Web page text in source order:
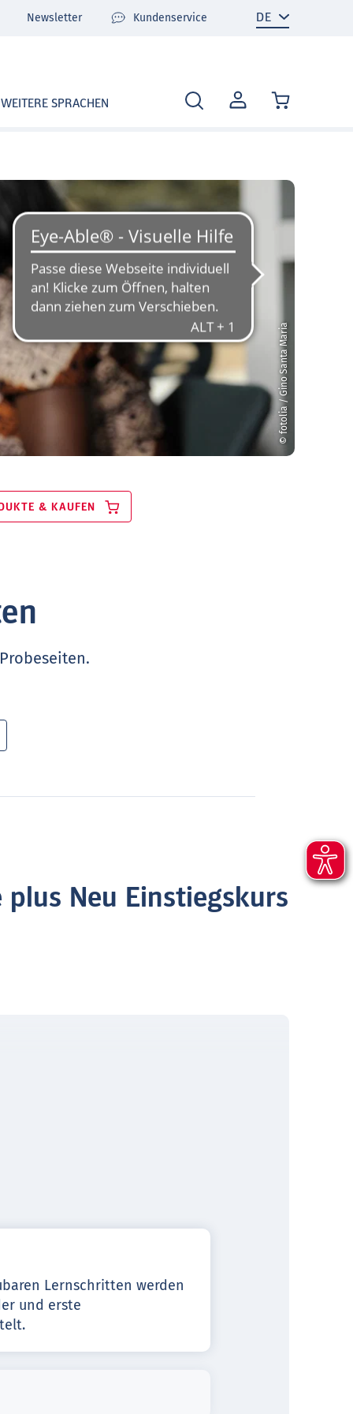
MEIN
KONTO
WEITERE SPRACHEN
Newsletter Kundenservice
© fotolia / Gino Santa Maria
& KAUFEN
Neu Einstiegskurs
Lernschritten werden
und erste